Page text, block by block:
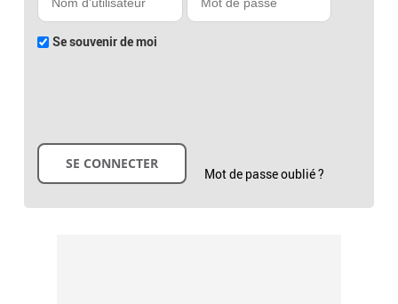
Se souvenir de moi
Mot de passe oublié ?